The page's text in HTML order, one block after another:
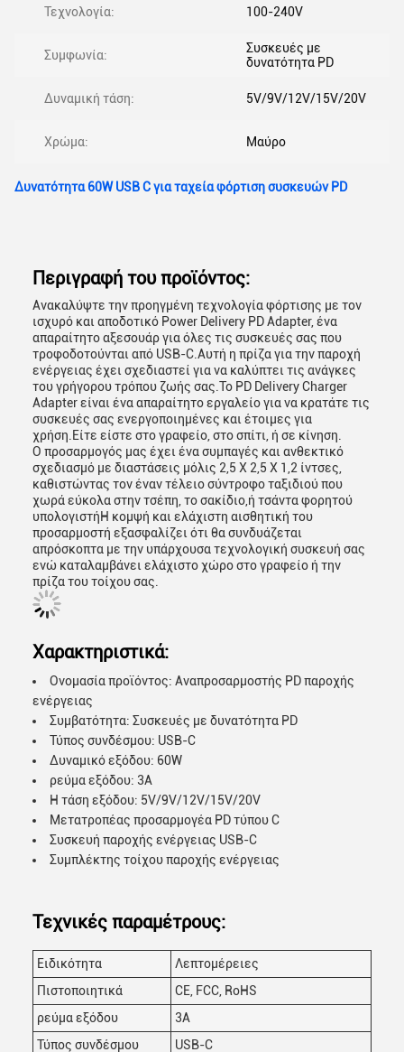
Τεχνολογία: 100-240V
Συμφωνία:
Συσκευές με
δυνατότητα PD
Δυναμική τάση: 5V/9V/12V/15V/20V
Χρώμα: Μαύρο
Δυνατότητα 60W USB C για ταχεία φόρτιση συσκευών PD
Περιγραφή του προϊόντος:
Ανακαλύψτε την προηγμένη τεχνολογία φόρτισης με τον
ισχυρό και αποδοτικό Power Delivery PD Adapter, ένα
απαραίτητο αξεσουάρ για όλες τις συσκευές σας που
τροφοδοτούνται από USB-C.Αυτή η πρίζα για την παροχή
ενέργειας έχει σχεδιαστεί για να καλύπτει τις ανάγκες
του γρήγορου τρόπου ζωής σας.Το PD Delivery Charger
Adapter είναι ένα απαραίτητο εργαλείο για να κρατάτε τις
συσκευές σας ενεργοποιημένες και έτοιμες για
χρήση.Είτε είστε στο γραφείο, στο σπίτι, ή σε κίνηση.
Ο προσαρμογός μας έχει ένα συμπαγές και ανθεκτικό
σχεδιασμό με διαστάσεις μόλις 2,5 X 2,5 X 1,2 ίντσες,
καθιστώντας τον έναν τέλειο σύντροφο ταξιδιού που
χωρά εύκολα στην τσέπη, το σακίδιο,ή τσάντα φορητού
υπολογιστήΗ κομψή και ελάχιστη αισθητική του
προσαρμοστή εξασφαλίζει ότι θα συνδυάζεται
απρόσκοπτα με την υπάρχουσα τεχνολογική συσκευή σας
ενώ καταλαμβάνει ελάχιστο χώρο στο γραφείο ή την
πρίζα του τοίχου σας.
Χαρακτηριστικά:
Ονομασία προϊόντος: Αναπροσαρμοστής PD παροχής
ενέργειας
Συμβατότητα: Συσκευές με δυνατότητα PD
Τύπος συνδέσμου: USB-C
Δυναμικό εξόδου: 60W
ρεύμα εξόδου: 3A
Η τάση εξόδου: 5V/9V/12V/15V/20V
Μετατροπέας προσαρμογέα PD τύπου C
Συσκευή παροχής ενέργειας USB-C
Συμπλέκτης τοίχου παροχής ενέργειας
Τεχνικές παραμέτρους:
Ειδικότητα
Λεπτομέρειες
Πιστοποιητικά
CE, FCC, RoHS
ρεύμα εξόδου
3Α
Τύπος συνδέσμου
USB-C